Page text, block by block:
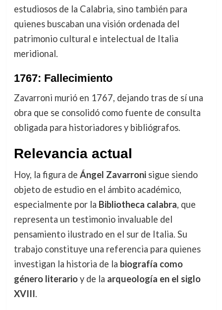
estudiosos de la Calabria, sino también para
quienes buscaban una visión ordenada del
patrimonio cultural e intelectual de Italia
meridional.
1767: Fallecimiento
Zavarroni murió en 1767, dejando tras de sí una
obra que se consolidó como fuente de consulta
obligada para historiadores y bibliógrafos.
Relevancia actual
Hoy, la figura de Ángel Zavarronisigue siendo
objeto de estudio en el ámbito académico,
especialmente por la Bibliotheca calabra, que
representa un testimonio invaluable del
pensamiento ilustrado en el sur de Italia. Su
trabajo constituye una referencia para quienes
investigan la historia de la biografía como
género literarioy de la arqueología en el siglo
XVIII.